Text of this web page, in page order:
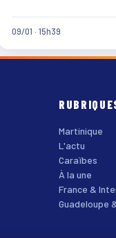
09/01 · 15h39
Martinique
L'actu
Caraïbes
À la une
France &
Guadeloupe